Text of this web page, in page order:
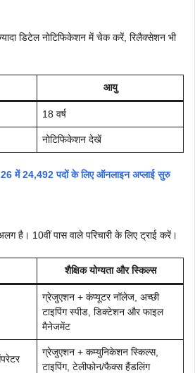
डिटेल नोटिफिकेशन में चेक करें, रिलैक्सेशन भी
आयु
18 वर्ष
नोटिफिकेशन देखें
26 में 24,492 पदों के लिए ऑनलाइन अप्लाई सुरु
है। 10वीं पास वाले परिचारी के लिए ट्राई करें।
शैक्षिक योग्यता और स्किल्स
ग्रेजुएशन + कंप्यूटर नॉलेज, अच्छी
टाइपिंग स्पीड, डिक्टेशन और फाइल
मैनेजमेंट
ग्रेजुएशन + कम्युनिकेशन स्किल्स,
टाइपिंग, टेलीफोन/फैक्स हैंडलिंग